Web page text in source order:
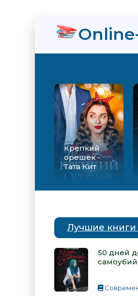
Крепкий
орешек -
Тата Кит
Лучшие книги
50 дней
Вильмонт